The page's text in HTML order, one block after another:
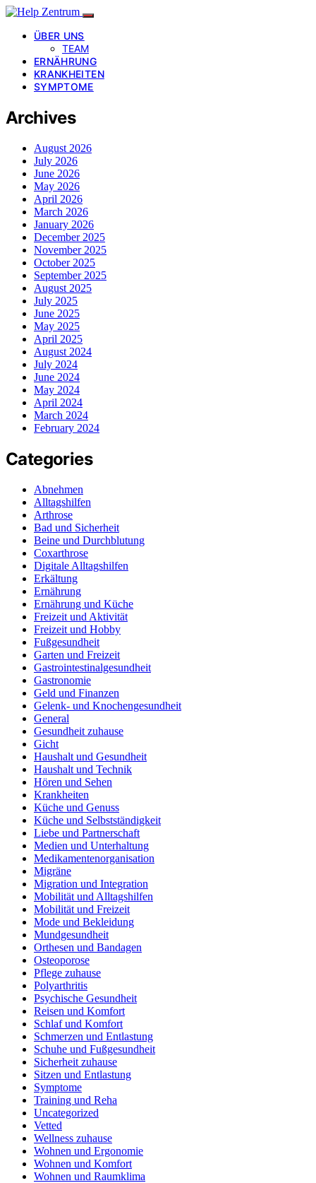
ÜBER UNS
TEAM
ERNÄHRUNG
KRANKHEITEN
SYMPTOME
Archives
August 2026
July 2026
June 2026
May 2026
April 2026
March 2026
January 2026
December 2025
November 2025
October 2025
September 2025
August 2025
July 2025
June 2025
May 2025
April 2025
August 2024
July 2024
June 2024
May 2024
April 2024
March 2024
February 2024
Categories
Abnehmen
Alltagshilfen
Arthrose
Bad und Sicherheit
Beine und Durchblutung
Coxarthrose
Digitale Alltagshilfen
Erkältung
Ernährung
Ernährung und Küche
Freizeit und Aktivität
Freizeit und Hobby
Fußgesundheit
Garten und Freizeit
Gastrointestinalgesundheit
Gastronomie
Geld und Finanzen
Gelenk- und Knochengesundheit
General
Gesundheit zuhause
Gicht
Haushalt und Gesundheit
Haushalt und Technik
Hören und Sehen
Krankheiten
Küche und Genuss
Küche und Selbstständigkeit
Liebe und Partnerschaft
Medien und Unterhaltung
Medikamentenorganisation
Migräne
Migration und Integration
Mobilität und Alltagshilfen
Mobilität und Freizeit
Mode und Bekleidung
Mundgesundheit
Orthesen und Bandagen
Osteoporose
Pflege zuhause
Polyarthritis
Psychische Gesundheit
Reisen und Komfort
Schlaf und Komfort
Schmerzen und Entlastung
Schuhe und Fußgesundheit
Sicherheit zuhause
Sitzen und Entlastung
Symptome
Training und Reha
Uncategorized
Vetted
Wellness zuhause
Wohnen und Ergonomie
Wohnen und Komfort
Wohnen und Raumklima